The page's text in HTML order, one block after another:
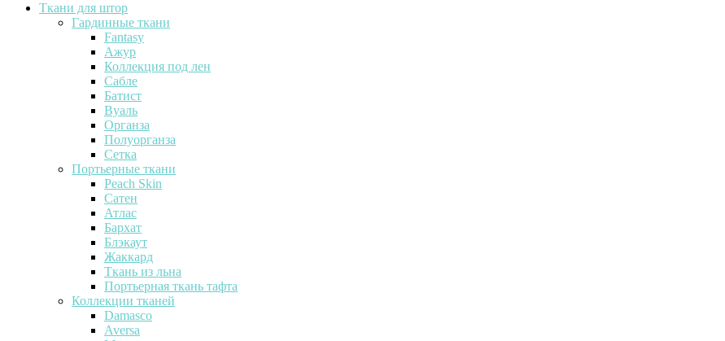
Ткани для штор
Гардинные ткани
Fantasy
Ажур
Коллекция под лен
Сабле
Батист
Вуаль
Органза
Полуорганза
Сетка
Портьерные ткани
Peach Skin
Сатен
Атлас
Бархат
Блэкаут
Жаккард
Ткань из льна
Портьерная ткань тафта
Коллекции тканей
Damasco
Aversa